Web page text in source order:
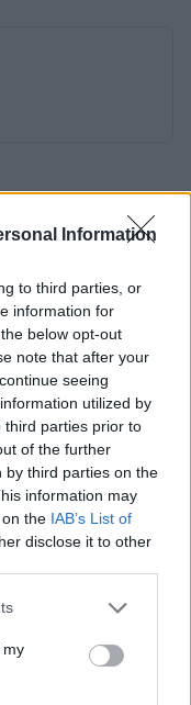
Information
to third parties, or
information for
below opt-out
note that after your
seeing
utilized by
third parties prior to
of the further
by third parties on the
information may
the IAB’s List of
disclose it to other
or more Google
You may click to
third-party tags to
in below Google
my